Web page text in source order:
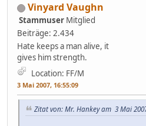
Vinyard Vaughn
Stammuser Mitglied
Beiträge: 2.434
Hate keeps a man alive, it
gives him strength.
Location: FF/M
3 Mai 2007, 16:55:09
Zitat von: Mr. Hankey am 3 Mai